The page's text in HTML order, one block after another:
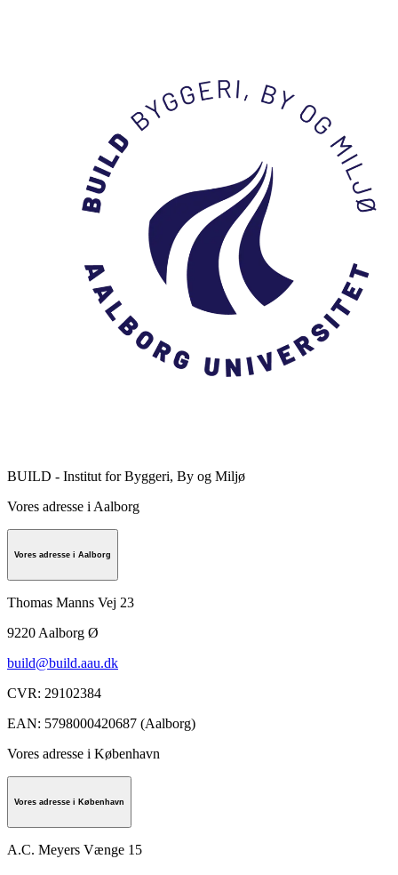
BUILD - Institut for Byggeri, By og Miljø
Vores adresse i Aalborg
Vores adresse i Aalborg
Thomas Manns Vej 23
9220 Aalborg Ø
build@build.aau.dk
CVR: 29102384
EAN: 5798000420687 (Aalborg)
Vores adresse i København
Vores adresse i København
A.C. Meyers Vænge 15